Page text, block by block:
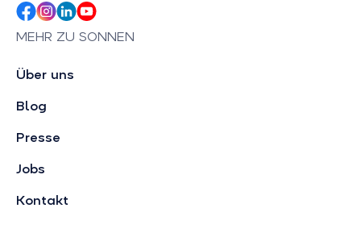
MEHR ZU SONNEN
Über uns
Blog
Presse
Jobs
Kontakt